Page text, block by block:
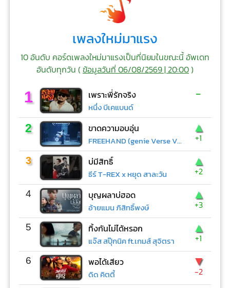
เพลงใหม่มาแรง
10 อันดับ คอร์ดเพลงใหม่มาแรงเป็นที่นิยมในขณะนี้ อัพเดท
อันดับทุกวัน (ข้อมูลวันที่ 06/08/2569 | 20:00)
1 เพราะพี่รักจริง
หนึ่ง บีเคแบนด์
-
2 ขาดความอบอุ่น
FREEHAND (genie Verse Vol.1)
▲
+1
3 บ่มีสิทธิ์
ธีร์ T-REX x หยุด สาละวัน
▲
+2
4 บุญผลาบ่ฮอด
อ้ายแมน ภิสิทธิ์พงษ์
▲
+3
5 ทิ้งกันไม่ได้หรอก
แจ๊ส สปุ๊กนิค ft.เกมส์ สุจิตรา
▲
+1
6 พอได้เสียว
ดิด คิตตี้
▼
-2